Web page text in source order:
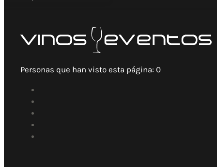
Personas que han visto esta página: 0